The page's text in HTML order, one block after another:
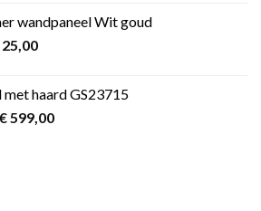
€ 349,00.€ 275,00.
wandpaneel Wit goud
Huidige
€ 25,00.
met haard GS23715
Oorspronkelijke
€599,00Huidige